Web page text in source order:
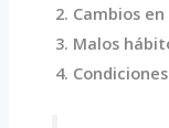
Cambios
Malos